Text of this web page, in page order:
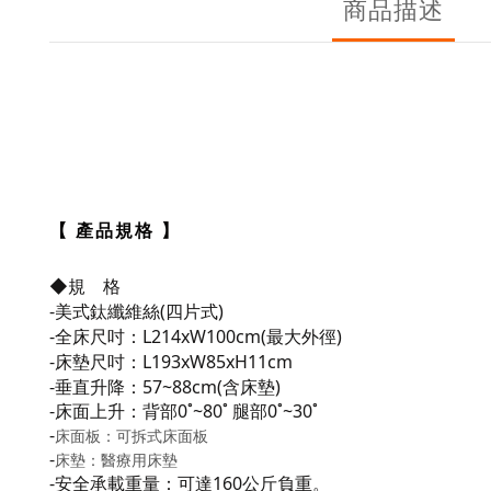
商品描述
【 產品規格 】
◆規 格
-美式鈦纖維絲(四片式)
-全床尺吋：L214xW100cm(最大外徑)
-床墊尺吋： L193xW85xH11cm
-垂直升降： 57~88cm(含床墊)
-床面上升：背部0˚~80˚ 腿部0˚~30˚
-床面板：可拆式床面板
-床墊：醫療用床墊
-安全承載重量：可達160公斤負重。